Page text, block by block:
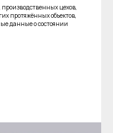
цехов,
протяжённых объектов,
данные о состоянии